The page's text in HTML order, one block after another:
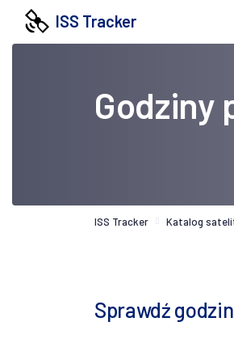
ISS Tracker
Godziny
ISS Tracker Katalog
Sprawdź